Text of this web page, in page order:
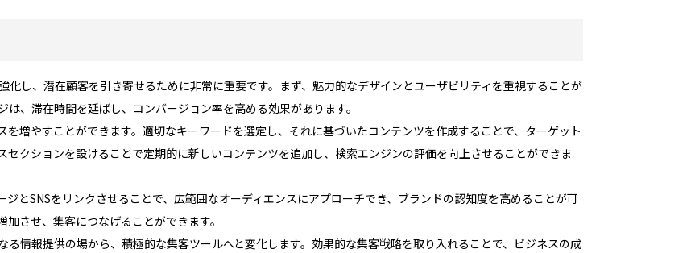
し、潜在顧客を引き寄せるために非常に重要です。まず、魅力的なデザインとユーザビリティを重視することが
、滞在時間を延ばし、コンバージョン率を高める効果があります。
増やすことができます。適切なキーワードを選定し、それに基づいたコンテンツを作成することで、ターゲット
クションを設けることで定期的に新しいコンテンツを追加し、検索エンジンの評価を向上させることができま
とSNSをリンクさせることで、広範囲なオーディエンスにアプローチでき、ブランドの認知度を高めることが可
させ、集客につなげることができます。
情報提供の場から、積極的な集客ツールへと変化します。効果的な集客戦略を取り入れることで、ビジネスの成